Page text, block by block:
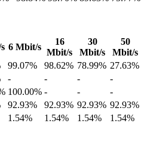
6 Mbit/s
16
Mbit/s
30
Mbit/s
50
Mbit/s
99.07% 98.62% 78.99% 27.63%
- - -
-
100.00% - -
-
92.93% 92.93% 92.93% 92.93%
1.54% 1.54% 1.54% 1.54%